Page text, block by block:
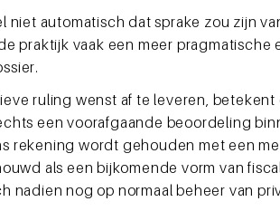
automatisch dat sprake zou zijn
praktijk vaak een meer
ruling wenst af te leveren,
een voorafgaande beoordeling
rekening wordt gehouden met een
als een bijkomende vorm van
nadien nog op normaal beheer van